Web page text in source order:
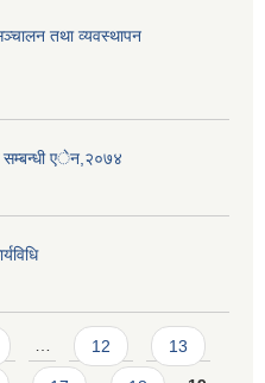
तथा व्यवस्थापन
सम्बन्धी एेन,२०७४
… 12 13